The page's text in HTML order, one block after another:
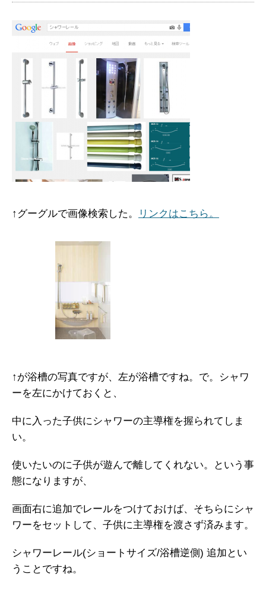
↑グーグルで画像検索した。 リンクはこちら。
↑が浴槽の写真ですが、左が浴槽ですね。で。シャワ
ーを左にかけておくと、
中に入った子供にシャワーの主導権を握られてしま
い。
使いたいのに子供が遊んで離してくれない。という事
態になりますが、
画面右に追加でレールをつけておけば、そちらにシャ
ワーをセットして、子供に主導権を渡さず済みます。
シャワーレール(ショートサイズ/浴槽逆側) 追加とい
うことですね。